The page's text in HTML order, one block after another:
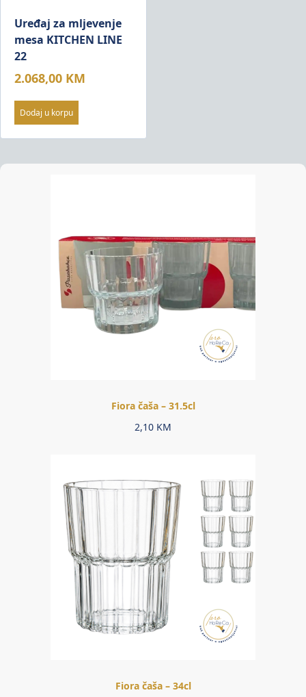
Uređaj za mljevenje
mesa KITCHEN LINE
22
2.068,00 KM
Dodaj u korpu
Fiora čaša – 31.5cl
2,10 KM
Fiora čaša – 34cl